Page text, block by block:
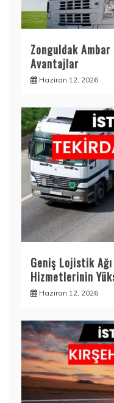
Zonguldak
Avantajlar
Haziran 12, 2026
Geniş Lojistik
Hizmetlerinin
Haziran 12, 2026